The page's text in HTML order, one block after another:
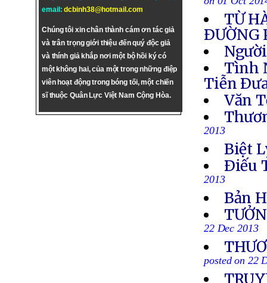
email:dcbinh38@hotmail.com
Chúng tôi xin chân thành cám ơn tác giả
và trân trọng giới thiệu đến quý độc giả
và thính giả khắp nơi một bộ hồi ký có
một không hai, của một trong những điệp
viên hoạt động trong bóng tối, một chiến
sĩ thuộc Quân Lực Việt Nam Cộng Hòa.
on 01 Oct
TỪ
ÐƯỜNG
Tình
Tiễn
Văn
2013
Biệt
Ðiếu
2013
Bản
22 Dec 2013
posted on 22